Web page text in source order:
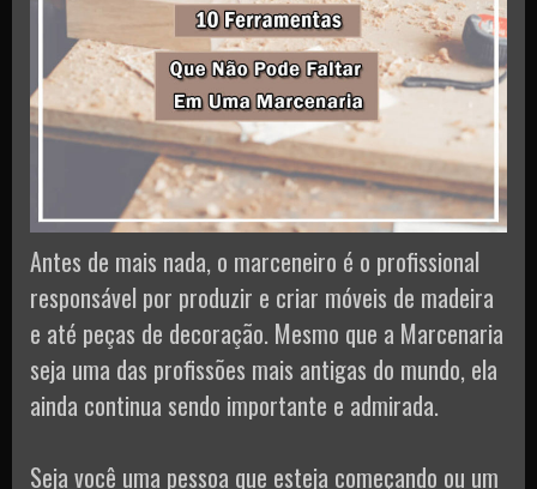
Antes de mais nada, o marceneiro é o profissional
responsável por produzir e criar móveis de madeira
e até peças de decoração. Mesmo que a Marcenaria
seja uma das profissões mais antigas do mundo, ela
ainda continua sendo importante e admirada.
Seja você uma pessoa que esteja começando ou um